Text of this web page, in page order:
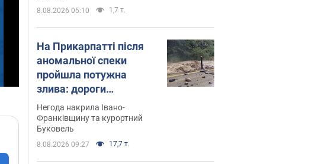
8.08.2026 05:10 1,7 т.
На Прикарпатті після
аномальної спеки
пройшла потужна
злива: дороги
перетворились на
річки. Відео
Негода накрила Івано-
Франківщину та курортний
Буковель
8.08.2026 09:27 17,7 т.